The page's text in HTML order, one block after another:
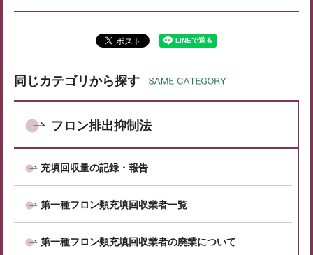
同じカテゴリから探す
フロン排出抑制法
充填回収量の記録・報告
第一種フロン類充填回収業者一覧
第一種フロン類充填回収業者の廃業について